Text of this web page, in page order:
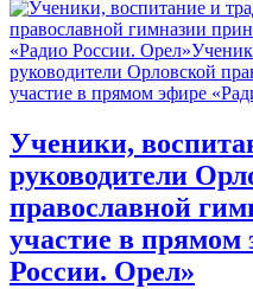
Ученики,
руководители
православной
участие в прямом
России. Орел»